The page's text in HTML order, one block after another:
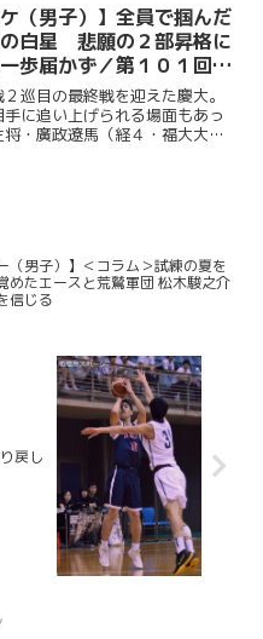
岡優希乃（商２・都立国立）な
も存在感を発揮。全員...
ケ（男子）】全員で掴んだ
白星 悲願の２部昇格に
歩届かず／第１０１回関
スケットボールリーグ戦
院大
２巡目の最終戦を迎えた慶大。
手に追い上げられる場面もあっ
将・廣政遼馬（経４・福大大
（男子）】＜コラム＞試練の夏を
めたエースと荒鷲軍団 松木駿之介
信じる
戻し